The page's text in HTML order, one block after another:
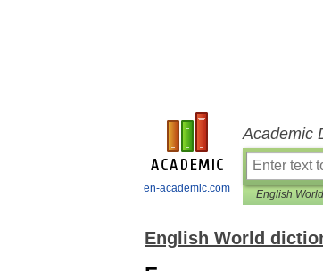
en-academic.com
Academic
English
English World